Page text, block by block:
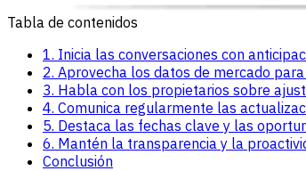
Tabla de contenidos
1. Inicia las conversaciones con
2. Aprovecha los datos de mercado
3. Habla con los propietarios sobre
4. Comunica regularmente las
5. Destaca las fechas clave y las
6. Mantén la transparencia y la
Conclusión